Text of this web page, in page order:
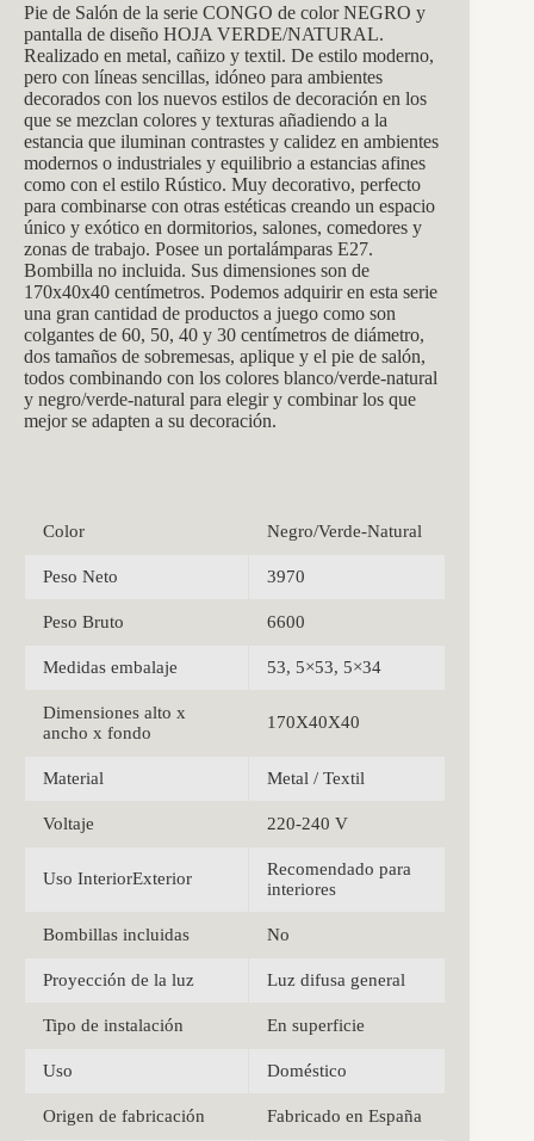
Pie de Salón de la serie CONGO de color NEGRO y
pantalla de diseño HOJA VERDE/NATURAL.
Realizado en metal, cañizo y textil. De estilo moderno,
pero con líneas sencillas, idóneo para ambientes
decorados con los nuevos estilos de decoración en los
que se mezclan colores y texturas añadiendo a la
estancia que iluminan contrastes y calidez en ambientes
modernos o industriales y equilibrio a estancias afines
como con el estilo Rústico. Muy decorativo, perfecto
para combinarse con otras estéticas creando un espacio
único y exótico en dormitorios, salones, comedores y
zonas de trabajo. Posee un portalámparas E27.
Bombilla no incluida. Sus dimensiones son de
170x40x40 centímetros. Podemos adquirir en esta serie
una gran cantidad de productos a juego como son
colgantes de 60, 50, 40 y 30 centímetros de diámetro,
dos tamaños de sobremesas, aplique y el pie de salón,
todos combinando con los colores blanco/verde-natural
y negro/verde-natural para elegir y combinar los que
mejor se adapten a su decoración.
Color Negro/Verde-Natural
Peso Neto 3970
Peso Bruto 6600
Medidas embalaje 53, 5×53, 5×34
Dimensiones alto x
ancho x fondo
170X40X40
Material Metal / Textil
Voltaje 220-240 V
Uso InteriorExterior
Recomendado para
interiores
Bombillas incluidas No
Proyección de la luz Luz difusa general
Tipo de instalación En superficie
Uso Doméstico
Origen de fabricación Fabricado en España